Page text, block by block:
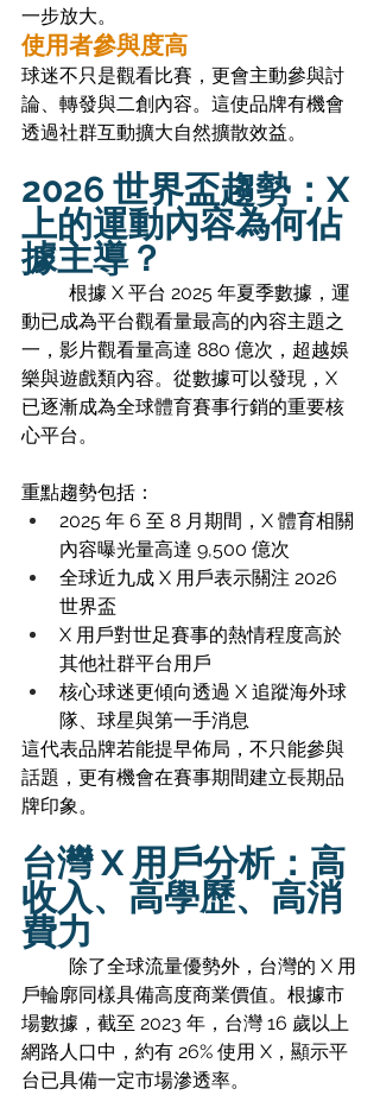
一步放大。
使用者參與度高
球迷不只是觀看比賽，更會主動參與討
論、轉發與二創內容。這使品牌有機會
透過社群互動擴大自然擴散效益。
2026 世界盃趨勢：X
上的運動內容為何佔
據主導？
動已成為平台觀看量最高的內容主題之
一，影片觀看量高達 880 億次，超越娛
樂與遊戲類內容。從數據可以發現，X
已逐漸成為全球體育賽事行銷的重要核
心平台。
重點趨勢包括：
2025 年 6 至 8 月期間，X 體育相關
內容曝光量高達 9,500 億次
全球近九成 X 用戶表示關注 2026
世界盃
X 用戶對世足賽事的熱情程度高於
其他社群平台用戶
核心球迷更傾向透過 X 追蹤海外球
隊、球星與第一手消息
這代表品牌若能提早佈局，不只能參與
話題，更有機會在賽事期間建立長期品
牌印象。
台灣 X 用戶分析：高
收入、高學歷、高消
費力
戶輪廓同樣具備高度商業價值。根據市
場數據，截至 2023 年，台灣 16 歲以上
網路人口中，約有 26% 使用 X，顯示平
台已具備一定市場滲透率。